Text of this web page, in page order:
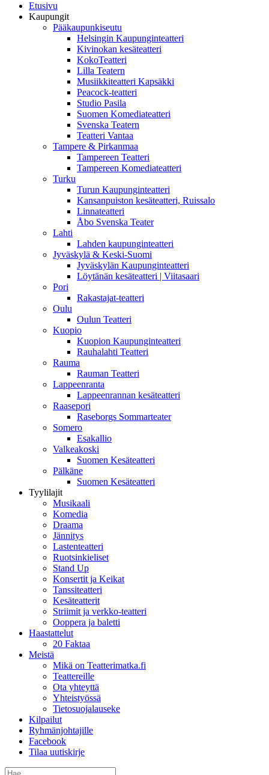
Etusivu
Kaupungit
Pääkaupunkiseutu
Helsingin Kaupunginteatteri
Kivinokan kesäteatteri
KokoTeatteri
Lilla Teatern
Musiikkiteatteri Kapsäkki
Peacock-teatteri
Studio Pasila
Suomen Komediateatteri
Svenska Teatern
Teatteri Vantaa
Tampere & Pirkanmaa
Tampereen Teatteri
Tampereen Komediateatteri
Turku
Turun Kaupunginteatteri
Kansanpuiston kesäteatteri, Ruissalo
Linnateatteri
Åbo Svenska Teater
Lahti
Lahden kaupunginteatteri
Jyväskylä & Keski-Suomi
Jyväskylän Kaupunginteatteri
Löytänän kesäteatteri | Viitasaari
Pori
Rakastajat-teatteri
Oulu
Oulun Teatteri
Kuopio
Kuopion Kaupunginteatteri
Rauhalahti Teatteri
Rauma
Rauman Teatteri
Lappeenranta
Lappeenrannan kesäteatteri
Raasepori
Raseborgs Sommarteater
Somero
Esakallio
Valkeakoski
Suomen Kesäteatteri
Pälkäne
Suomen Kesäteatteri
Tyylilajit
Musikaali
Komedia
Draama
Jännitys
Lastenteatteri
Ruotsinkieliset
Stand Up
Konsertit ja Keikat
Tanssiteatteri
Kesäteatterit
Striimit ja verkko-teatteri
Ooppera ja baletti
Haastattelut
20 Faktaa
Meistä
Mikä on Teatterimatka.fi
Teattereille
Ota yhteyttä
Yhteistyössä
Tietosuojalauseke
Kilpailut
Ryhmänjohtajille
Facebook
Tilaa uutiskirje
Etsi